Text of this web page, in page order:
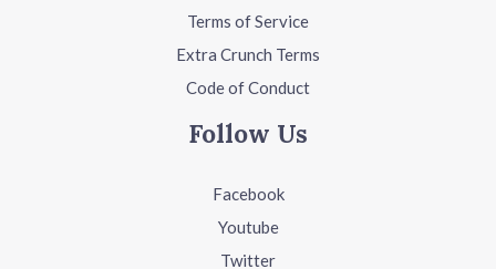
Terms of Service
Extra Crunch Terms
Code of Conduct
Follow Us
Facebook
Youtube
Twitter